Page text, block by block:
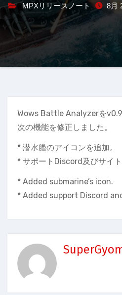
MPXリリースノート 8月
Wows Battle Analyzerを
次の機能を修正しました。
* 潜水艦のアイコンを追加。
* サポートDiscord及びサイト
* Added submarine’s icon.
* Added support Discord